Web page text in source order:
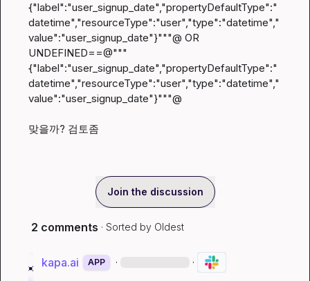
{"label":"user_signup_date","propertyDefaultType":"
datetime","resourceType":"user","type":"datetime","
value":"user_signup_date"}"""@ OR
UNDEFINED==@"""
{"label":"user_signup_date","propertyDefaultType":"
datetime","resourceType":"user","type":"datetime","
value":"user_signup_date"}"""@
맞을까? 검토좀
Join the discussion
2 comments · Sorted by Oldest
kapa.ai APP · ·